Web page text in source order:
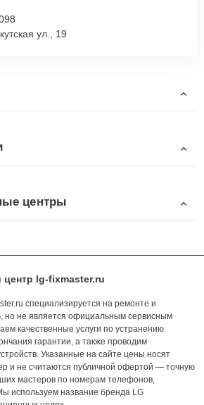
ул., 19
центры
lg-fixmaster.ru
специализируется на ремонте и
но не является официальным сервисным
качественные услуги по устранению
гарантии, а также проводим
Указанные на сайте цены носят
и не считаются публичной офертой — точную
мастеров по номерам телефонов,
используем название бренда LG